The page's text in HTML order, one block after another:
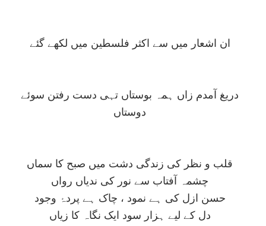
ان اشعار ميں سے اکثر فلسطين ميں لکھے گئے
دريغ آمدم زاں ہمہ بوستاں تہی دست رفتن سوئے
دوستاں
قلب و نظر کی زندگی دشت ميں صبح کا سماں
چشمہ آفتاب سے نور کی ندياں رواں
حسن ازل کی ہے نمود ، چاک ہے پردۂ وجود
دل کے ليے ہزار سود ايک نگاہ کا زياں